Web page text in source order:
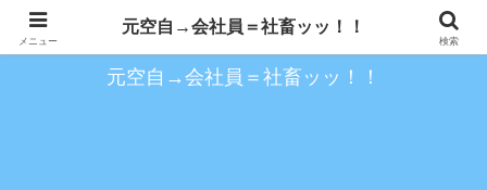
約１０年空自を務め、以降の会社員時代を歩く
元空自→会社員＝社畜ッッ！！
メニュー
元空自→会社員＝社畜ッッ！！
検索